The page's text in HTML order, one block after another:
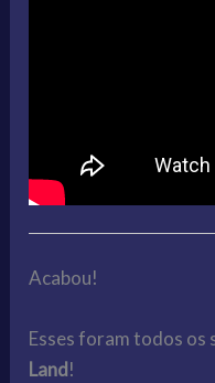
Acabou!
Esses foram todos os
Land!